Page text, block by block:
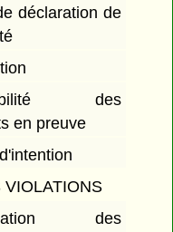
déclaration de
des
en preuve
VIOLATIONS
des